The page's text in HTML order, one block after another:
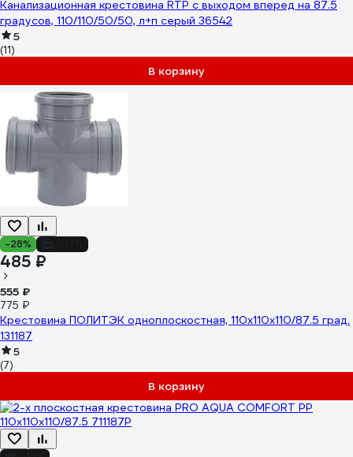
Канализационная крестовина RTP с выходом вперед на 87.5
градусов, 110/110/50/50, л+п серый 36542
5
(11)
В корзину
-28%
485 ₽
555 ₽
775 ₽
Крестовина ПОЛИТЭК одноплоскостная, 110х110х110/87.5 град.
131187
5
(7)
В корзину